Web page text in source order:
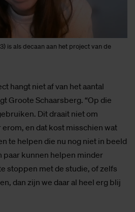
is als decaan aan het project van de
hangt niet af van het aantal
Groote Schaarsberg. “Op die
Dit draait niet om
erom, en dat kost misschien wat
te helpen die nu nog niet in beeld
paar kunnen helpen minder
stoppen met de studie, of zelfs
dan zijn we daar al heel erg blij